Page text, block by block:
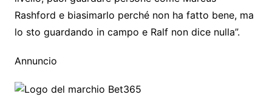
Rashford e biasimarlo perché non ha fatto bene, ma
lo sto guardando in campo e Ralf non dice nulla”.
Annuncio